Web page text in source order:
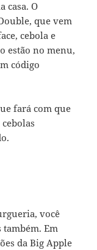
casa. O
que vem
cebola e
estão no menu,
código
fará com que
você
também. Em
da Big Apple